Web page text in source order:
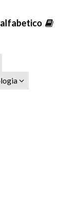
alfabetico